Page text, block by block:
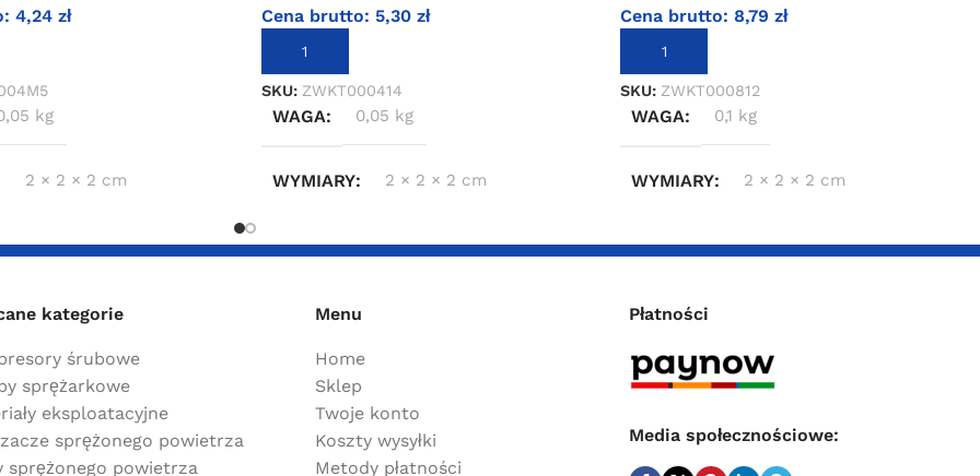
4,24zł
kg
2 × 2 × 2 cm
Cena brutto: 5,30 zł
DODAJ DO KOSZYKA
SKU: ZWKT000414
WAGA 0,05 kg
WYMIARY 2 × 2 × 2 cm
Cena brutto: 8,79zł
DODAJ DO KOSZYKA
SKU: ZWKT000812
WAGA 0,1 kg
WYMIARY 2 × 2 × 2 cm
kategorie
śrubowe
sprężarkowe
eksploatacyjne
sprężonego powietrza
sprężonego powietrza
Menu
Home
Sklep
Twoje konto
Koszty wysyłki
Metody płatności
Płatności
Media społecznościowe: